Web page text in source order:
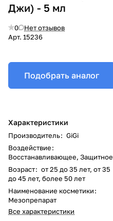
Джи) - 5 мл
0
Нет отзывов
Арт. 15236
Подобрать аналог
Характеристики
Производитель: GiGi
Воздействие:
Восстанавливающее, Защитное
Возраст: от 25 до 35 лет, от 35
до 45 лет, более 50 лет
Наименование косметики:
Мезопрепарат
Все характеристики